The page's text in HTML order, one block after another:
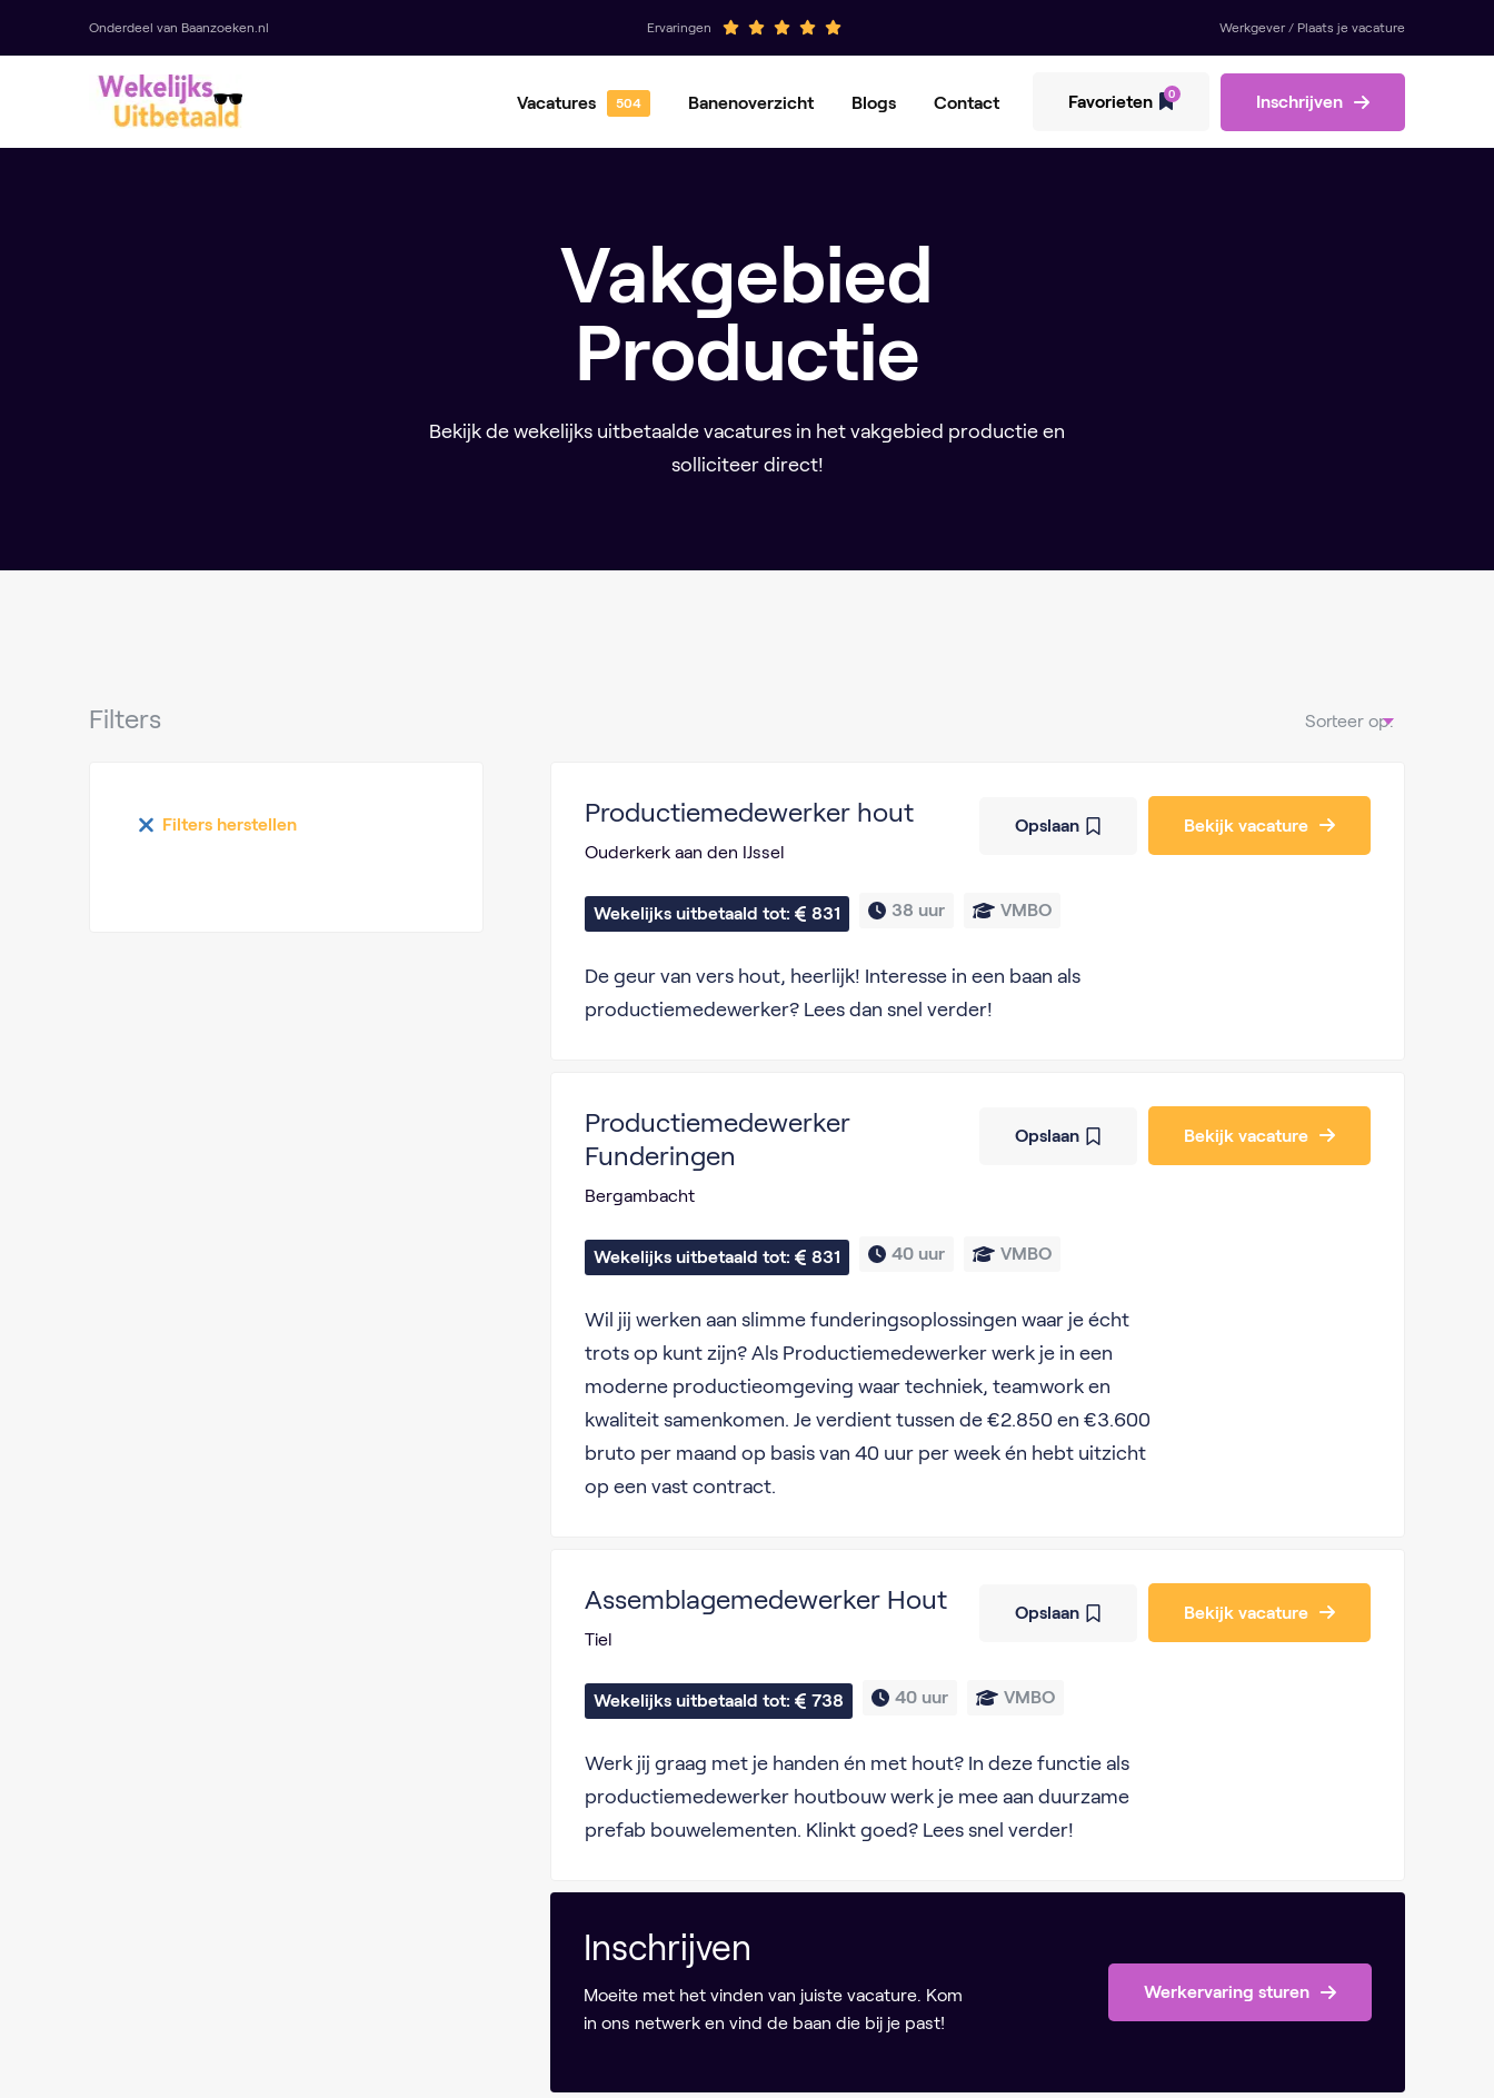
Onderdeel van Baanzoeken.nl Ervaringen Werkgever / Plaats je vacature
Vacatures Banenoverzicht
Operator Productiemedewerker
Blogs Contact Favorieten 0 Inschrijven
Vakgebied
Productie
Bekijk de wekelijks uitbetaalde vacatures in het vakgebied productie en
solliciteer direct!
Filters Sorteer op:
Filters herstellen Productiemedewerker hout
Ouderkerk aan den IJssel
Wekelijks uitbetaald tot: 831 38 uur VMBO
De geur van vers hout, heerlijk! Interesse in een baan als
productiemedewerker? Lees dan snel verder!
Opslaan Bekijk vacature
Productiemedewerker
Funderingen
Bergambacht
Wekelijks uitbetaald tot: 831 40 uur VMBO
Wil jij werken aan slimme funderingsoplossingen waar je écht
trots op kunt zijn? Als Productiemedewerker werk je in een
moderne productieomgeving waar techniek, teamwork en
kwaliteit samenkomen. Je verdient tussen de €2.850 en €3.600
bruto per maand op basis van 40 uur per week én hebt uitzicht
op een vast contract.
Opslaan Bekijk vacature
Assemblagemedewerker Hout
Tiel
Wekelijks uitbetaald tot: 738 40 uur VMBO
Werk jij graag met je handen én met hout? In deze functie als
productiemedewerker houtbouw werk je mee aan duurzame
prefab bouwelementen. Klinkt goed? Lees snel verder!
Opslaan Bekijk vacature
Inschrijven
Moeite met het vinden van juiste vacature. Kom
in ons netwerk en vind de baan die bij je past!
Werkervaring sturen